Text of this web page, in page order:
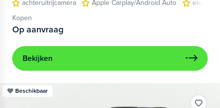
achteruitrijcamera
Apple Carplay/Android Auto
Kopen
Op aanvraag
Bekijken
Beschikbaar